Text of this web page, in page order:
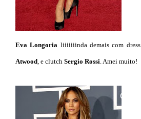
Eva Longoria liiiiiiinda demais com dress
Atwood , e clutch Sergio Rossi . Amei muito!